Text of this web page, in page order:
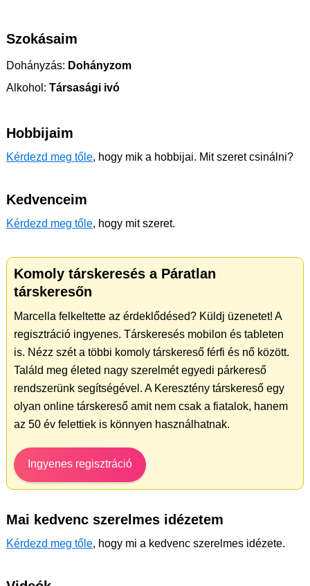
Szokásaim
Dohányzás: Dohányzom
Alkohol: Társasági ivó
Hobbijaim
Kérdezd meg tőle, hogy mik a hobbijai. Mit szeret csinálni?
Kedvenceim
Kérdezd meg tőle, hogy mit szeret.
Komoly társkeresés a Páratlan
társkeresőn
Marcella felkeltette az érdeklődésed? Küldj üzenetet! A
regisztráció ingyenes. Társkeresés mobilon és tableten
is. Nézz szét a többi komoly társkereső férfi és nő között.
Találd meg életed nagy szerelmét egyedi párkereső
rendszerünk segítségével. A Keresztény társkereső egy
olyan online társkereső amit nem csak a fiatalok, hanem
az 50 év felettiek is könnyen használhatnak.
Ingyenes regisztráció
Mai kedvenc szerelmes idézetem
Kérdezd meg tőle, hogy mi a kedvenc szerelmes idézete.